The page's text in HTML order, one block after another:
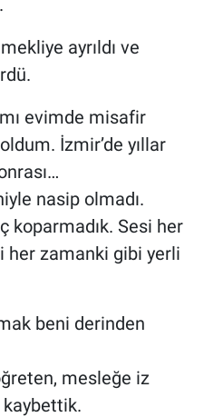
ayrıldı ve
evimde misafir
İzmir’de yıllar
nasip olmadı.
koparmadık. Sesi her
her zamanki gibi yerli
beni derinden
mesleğe iz
kaybettik.